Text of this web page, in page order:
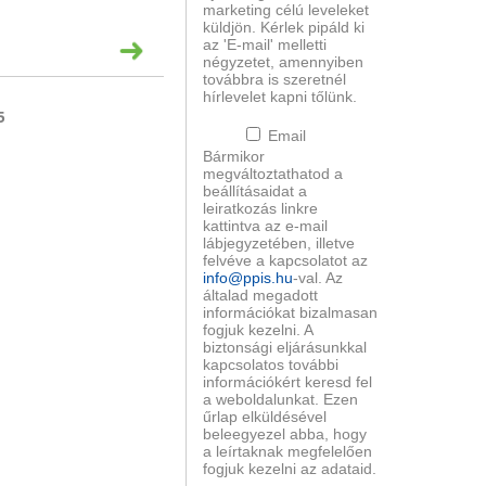
marketing célú leveleket
küldjön. Kérlek pipáld ki
az 'E-mail' melletti
négyzetet, amennyiben
továbbra is szeretnél
hírlevelet kapni tőlünk.
Email
Bármikor
megváltoztathatod a
beállításaidat a
leiratkozás linkre
kattintva az e-mail
lábjegyzetében, illetve
felvéve a kapcsolatot az
info@ppis.hu-val. Az
általad megadott
információkat bizalmasan
fogjuk kezelni. A
biztonsági eljárásunkkal
kapcsolatos további
információkért keresd fel
a weboldalunkat. Ezen
űrlap elküldésével
beleegyezel abba, hogy
a leírtaknak megfelelően
fogjuk kezelni az adataid.